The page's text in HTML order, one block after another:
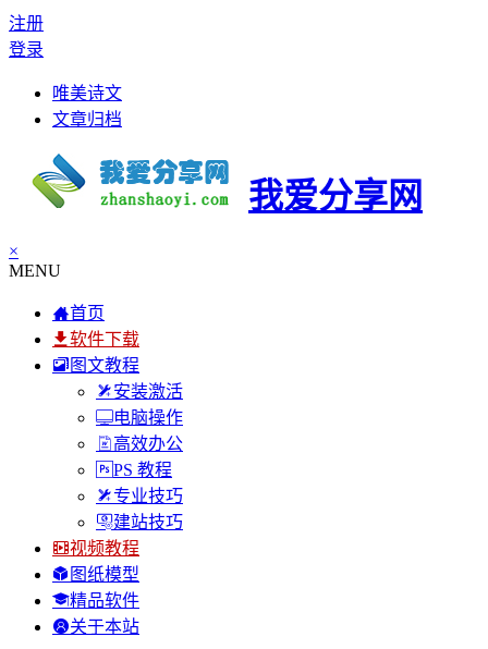
注册
登录
唯美诗文
文章归档
我爱分享网
×
MENU
首页
软件下载
图文教程
安装激活
电脑操作
高效办公
PS 教程
专业技巧
建站技巧
视频教程
图纸模型
精品软件
关于本站